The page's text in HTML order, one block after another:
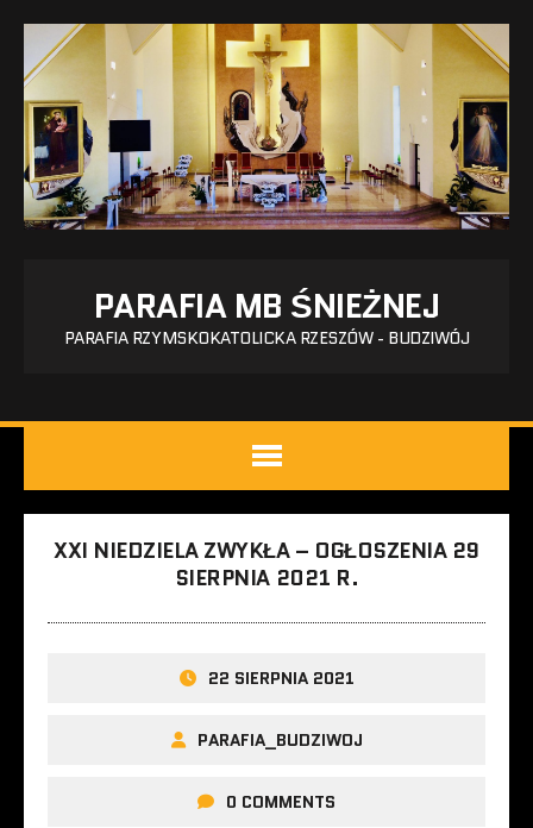
PARAFIA MB ŚNIEŻNEJ
PARAFIA RZYMSKOKATOLICKA RZESZÓW - BUDZIWÓJ
XXI NIEDZIELA ZWYKŁA – OGŁOSZENIA 29
SIERPNIA 2021 R.
22 SIERPNIA 2021
PARAFIA_BUDZIWOJ
0 COMMENTS